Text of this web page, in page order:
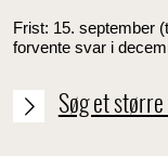
Frist: 15. september
forvente svar i
Søg et